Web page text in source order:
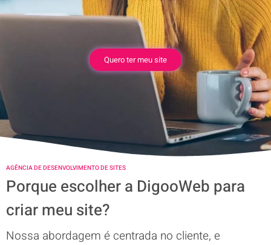
Quero ter meu site
AGÊNCIA DE DESENVOLVIMENTO DE SITES
Porque escolher a DigooWeb para
criar meu site?
Nossa abordagem é centrada no cliente, e